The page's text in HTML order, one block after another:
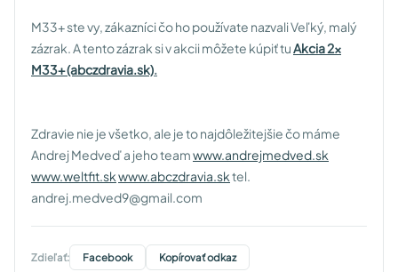
M33+ ste vy, zákazníci čo ho používate nazvali Veľký, malý
zázrak. A tento zázrak si v akcii môžete kúpiť tuAkcia 2x
M33+ (abczdravia.sk).
Zdravie nie je všetko, ale je to najdôležitejšie čo máme
Andrej Medveď a jeho teamwww.andrejmedved.sk
www.weltfit.skwww.abczdravia.sktel.
andrej.medved9@gmail.com
Zdieľať: Facebook Kopírovať odkaz